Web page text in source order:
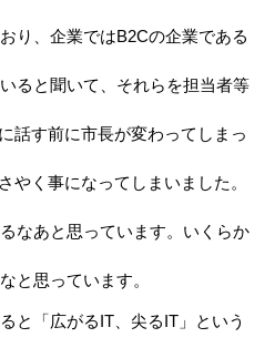
り、企業ではB2Cの企業である
ると聞いて、それらを担当者等
話す前に市長が変わってしまっ
やく事になってしまいました。
なあと思っています。いくらか
と思っています。
と「広がるIT、尖るIT」という